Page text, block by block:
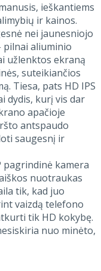
ieškantiems
ir kainos.
nei jaunesniojo
pilnai aliuminio
užlenktos ekraną
suteikiančios
Tiesa, pats HD IPS
dydis, kurį vis dar
apačioje
antspaudo
saugesnį ir
pagrindinė kamera
nuotraukas
tik, kad juo
vaizdą telefono
tik HD kokybę.
nuo minėto,